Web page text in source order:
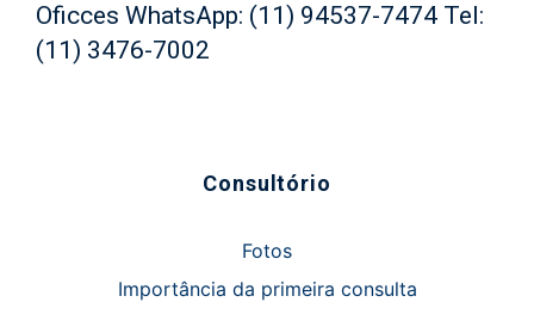
Oficces WhatsApp: (11) 94537-7474 Tel:
(11) 3476-7002
Consultório
Fotos
Importância da primeira consulta